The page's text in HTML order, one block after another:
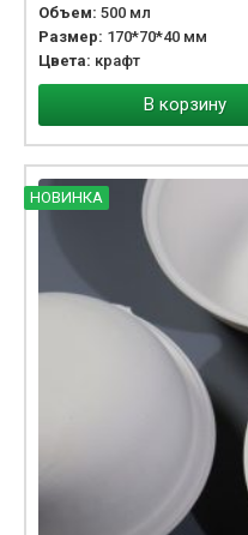
Объем: 500 мл
Размер: 170*70*40 мм
Цвета: крафт
В корзину
НОВИНКА